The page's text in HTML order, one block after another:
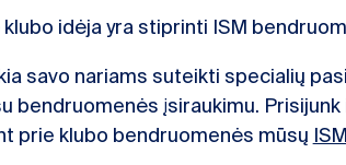
klubo idėja yra stiprinti ISM
savo nariams suteikti specialių
bendruomenės įsiraukimu.
prie klubo bendruomenės mūsų